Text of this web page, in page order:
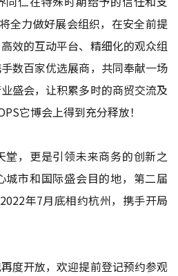
全力做好展会组织，在安全前提
效的互动平台、精细化的观众组
数百家优选展商，共同奉献一场
盛会，让积累多时的商贸交流及
它博会上得到充分释放！
堂，更是引领未来商务的创新之
城市和国际盛会目的地，第二届
年7月底相约杭州，携手开局
度开放，欢迎提前登记预约参观